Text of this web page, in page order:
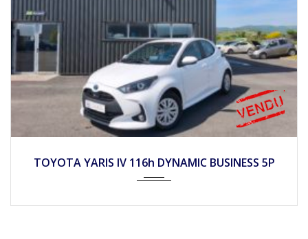
TOYOTA YARIS IV 116h DYNAMIC BUSINESS 5P